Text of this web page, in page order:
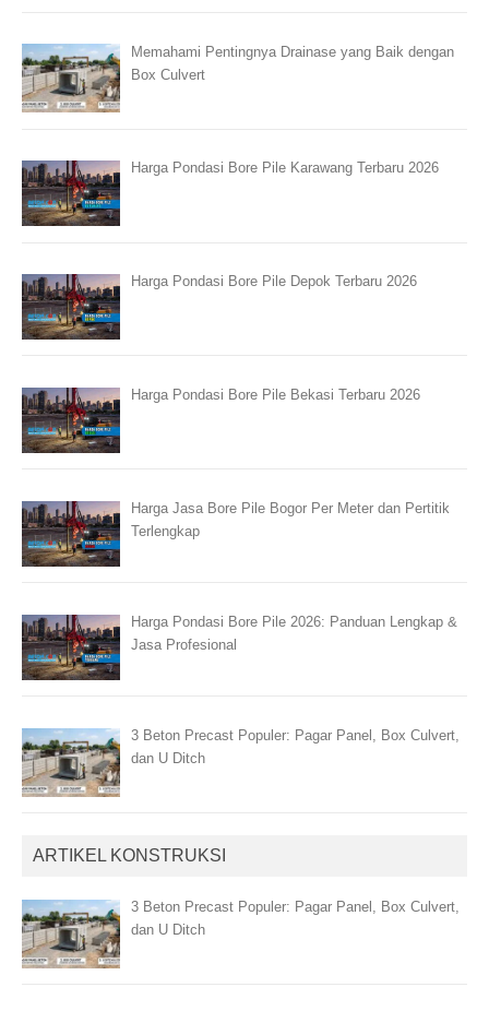
Memahami Pentingnya Drainase yang Baik dengan
Box Culvert
Harga Pondasi Bore Pile Karawang Terbaru 2026
Harga Pondasi Bore Pile Depok Terbaru 2026
Harga Pondasi Bore Pile Bekasi Terbaru 2026
Harga Jasa Bore Pile Bogor Per Meter dan Pertitik
Terlengkap
Harga Pondasi Bore Pile 2026: Panduan Lengkap &
Jasa Profesional
3 Beton Precast Populer: Pagar Panel, Box Culvert,
dan U Ditch
ARTIKEL KONSTRUKSI
3 Beton Precast Populer: Pagar Panel, Box Culvert,
dan U Ditch